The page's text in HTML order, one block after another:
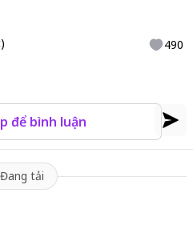
để bình luận
Đang tải
490